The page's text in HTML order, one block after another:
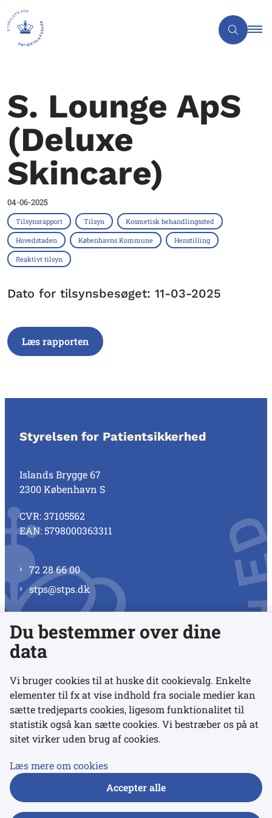
S. Lounge ApS
(Deluxe
Skincare)
04-06-2025
Tilsynsrapport Tilsyn Kosmetisk behandlingssted
Hovedstaden Københavns Kommune Henstilling
Reaktivt tilsyn
Dato for tilsynsbesøget: 11-03-2025
Læs rapporten
Styrelsen for Patientsikkerhed
Islands Brygge 67
2300 København S
CVR: 37105562
EAN: 5798000363311
72 28 66 00
stps@stps.dk
Se alle kontaktnumre
Links
Udgivelser
Du bestemmer over dine
data
Vi bruger cookies til at huske dit cookievalg. Enkelte
elementer til fx at vise indhold fra sociale medier kan
sætte tredjeparts cookies, ligesom funktionalitet til
statistik også kan sætte cookies. Vi bestræber os på at
sitet virker uden brug af cookies.
Læs mere om cookies
Accepter alle